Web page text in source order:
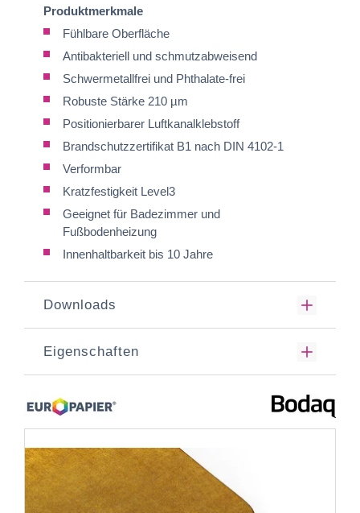
Produktmerkmale
Fühlbare Oberfläche
Antibakteriell und schmutzabweisend
Schwermetallfrei und Phthalate-frei
Robuste Stärke 210 µm
Positionierbarer Luftkanalklebstoff
Brandschutzzertifikat B1 nach DIN 4102-1
Verformbar
Kratzfestigkeit Level3
Geeignet für Badezimmer und
Fußbodenheizung
Innenhaltbarkeit bis 10 Jahre
Downloads
Eigenschaften